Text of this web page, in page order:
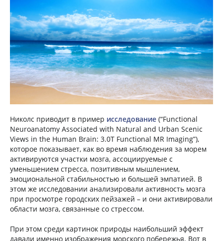
Николс приводит в пример исследование (“Functional
Neuroanatomy Associated with Natural and Urban Scenic
Views in the Human Brain: 3.0T Functional MR Imaging”),
которое показывает, как во время наблюдения за морем
активируются участки мозга, ассоциируемые с
уменьшением стресса, позитивным мышлением,
эмоциональной стабильностью и большей эмпатией. В
этом же исследовании анализировали активность мозга
при просмотре городских пейзажей – и они активировали
области мозга, связанные со стрессом.
При этом среди картинок природы наибольший эффект
давали именно изображения морского побережья. Вот в